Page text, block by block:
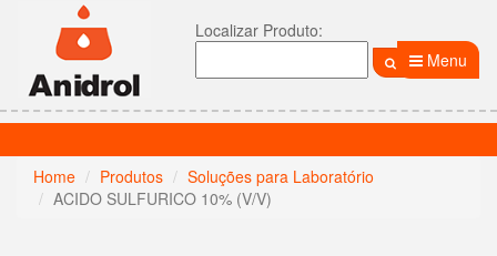
Localizar Produto:
Menu
Home Produtos
Soluções para Laboratório
ACIDO SULFURICO 10% (V/V)